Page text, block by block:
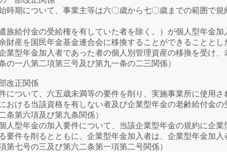
期について、事業主等は六〇歳から七〇歳までの範囲で規
給付金の受給権を有していた者を除く。）が個人型年金加
財産を国民年金基金連合会に移換することができることとし
型年金加入者であった者の個人別管理資産の移換を受け、
の一八第二項第三号及び第九一条の二三関係）
改正関係
ついて、六五歳未満等の要件を削り、実施事業所に使用さ
おける当該資格を有しない者及び企業型年金の老齢給付金
条第六項及び第九条関係）
型年金の加入要件について、当該企業型年金の規約に企業
要件を削るとともに、企業型年金加入者は、企業型年金加
第七号の三及び第六二条第一項第二号関係）